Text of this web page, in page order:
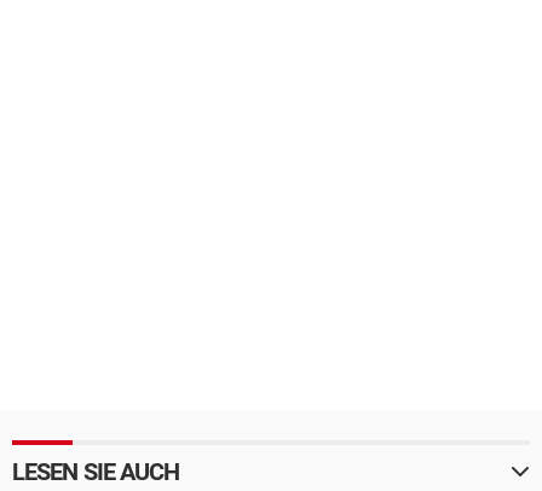
LESEN SIE AUCH